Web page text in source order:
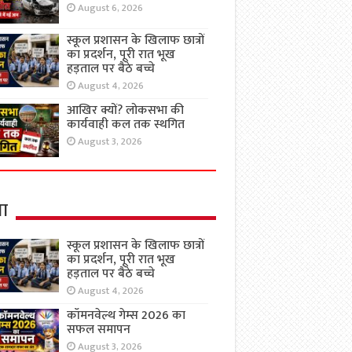
August 6, 2026
स्कूल प्रशासन के खिलाफ छात्रों
का प्रदर्शन, पूरी रात भूख
हड़ताल पर बैठे बच्चे
August 4, 2026
आखिर क्यों? लोकसभा की
कार्यवाही कल तक स्थगित
August 3, 2026
स्कूल प्रशासन के खिलाफ छात्रों
का प्रदर्शन, पूरी रात भूख
हड़ताल पर बैठे बच्चे
August 4, 2026
कॉमनवेल्थ गेम्स 2026 का
सफल समापन
August 3, 2026